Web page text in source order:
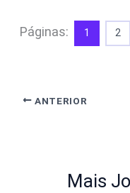
Páginas: 1 2
ANTERIOR
Mais